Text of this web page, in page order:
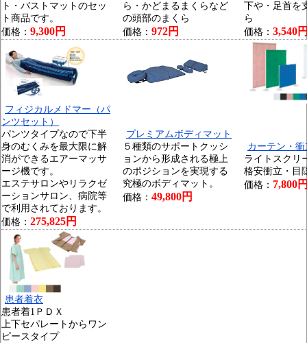
ト・バストマットのセッ
ト商品です。
価格： 9,300円
ら・かどまるまくらなど
の頭部のまくら
価格： 972円
下や・足首を
ら
価格： 3,540
フィジカルメドマー（パ
ンツセット）
パンツタイプなので下半
身のむくみを最大限に解
消ができるエアーマッサ
ージ機です。
エステサロンやリラクゼ
ーションサロン、病院等
で利用されております。
価格： 275,825円
プレミアムボディマット
５種類のサポートクッシ
ョンから形成される極上
のポジションを実現する
究極のボディマット。
価格： 49,800円
カーテン・衝
ライトスクリ
格安衝立・目
価格： 7,800
患者着衣
患者着1ＰＤＸ
上下セパレートからワン
ピースタイプ